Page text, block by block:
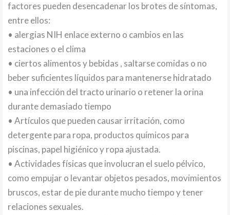
factores pueden desencadenar los brotes de síntomas,
entre ellos:
• alergias NIH enlace externo o cambios en las
estaciones o el clima
• ciertos alimentos y bebidas , saltarse comidas o no
beber suficientes líquidos para mantenerse hidratado
• una infección del tracto urinario o retener la orina
durante demasiado tiempo
• Artículos que pueden causar irritación, como
detergente para ropa, productos químicos para
piscinas, papel higiénico y ropa ajustada.
• Actividades físicas que involucran el suelo pélvico,
como empujar o levantar objetos pesados, movimientos
bruscos, estar de pie durante mucho tiempo y tener
relaciones sexuales.